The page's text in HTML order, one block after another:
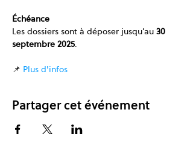
Échéance
Les dossiers sont à déposer jusqu’au 30
septembre 2025.
📌 Plus d'infos
Partager cet événement